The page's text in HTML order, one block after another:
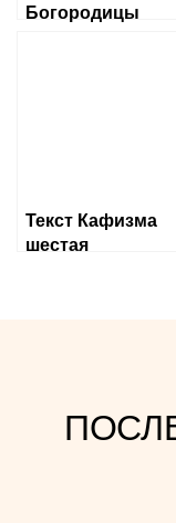
Богородицы
Текст Кафизма
шестая